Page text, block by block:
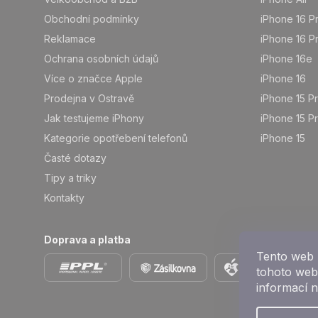
Tento
tohoto
informací
Obchodní podmínky
Reklamace
Ochrana osobních údajů
Více o značce Apple
Prodejna v Ostravě
Jak testujeme iPhony
Kategorie opotřebení telefonů
Časté dotazy
Tipy a triky
Kontakty
iPhone 16
iPhone 16
iPhone 16e
iPhone 16
iPhone 15
iPhone 15
iPhone 15
Doprava a platba